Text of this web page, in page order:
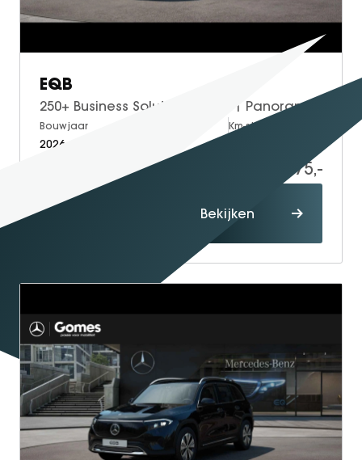
GT Coupé
smart #1
smart #3
Free
Dongfeng
Mhero
SEAL U
SEAL U DM-I
BYD SEAL 6 DM-I
SEAL 6 DM-I TOURING
EQB
Bouwjaar
2026
Km-stand
51.675,-
Bekijken